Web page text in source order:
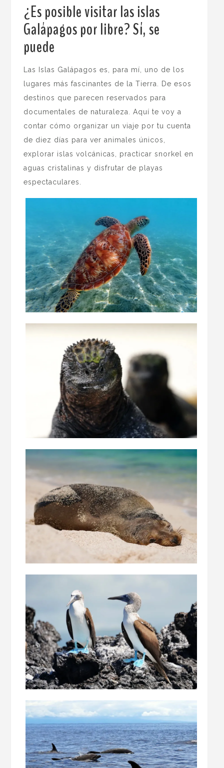
¿Es posible visitar las islas
Galápagos por libre? Sí, se
puede
Las Islas Galápagos es, para mí, uno de los
lugares más fascinantes de la Tierra. De esos
destinos que parecen reservados para
documentales de naturaleza. Aquí te voy a
contar cómo organizar un viaje por tu cuenta
de diez días para ver animales únicos,
explorar islas volcánicas, practicar snorkel en
aguas cristalinas y disfrutar de playas
espectaculares.